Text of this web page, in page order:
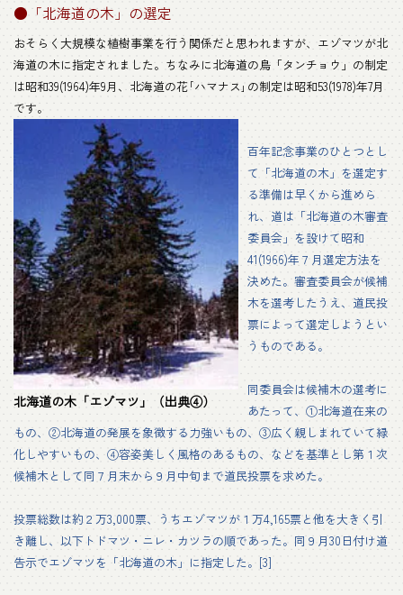
●「北海道の木」の選定
おそらく大規模な植樹事業を行う関係だと思われますが、エゾマツが北
海道の木に指定されました。ちなみに北海道の鳥「タンチョウ」の制定
は昭和39(1964)年9月、北海道の花｢ハマナス｣の制定は昭和53(1978)年7月
です。
北海道の木「エゾマツ」（出典④）
百年記念事業のひとつとし
て「北海道の木」を選定す
る準備は早くから進めら
れ、道は「北海道の木審査
委員会」を設けて昭和
41(1966)年７月選定方法を
決めた。審査委員会が候補
木を選考したうえ、道民投
票によって選定しようとい
うものである。
同委員会は候補木の選考に
あたって、①北海道在来の
もの、②北海道の発展を象徴する力強いもの、③広く親しまれていて緑
化しやすいもの、④容姿美しく風格のあるもの、などを基準とし第１次
候補木として同７月末から９月中旬まで道民投票を求めた。
投票総数は約２万3,000票、うちエゾマツが１万4,165票と他を大きく引
き離し、以下トドマツ・ニレ・カツラの順であった。同９月30日付け道
告示でエゾマツを「北海道の木」に指定した。[3]